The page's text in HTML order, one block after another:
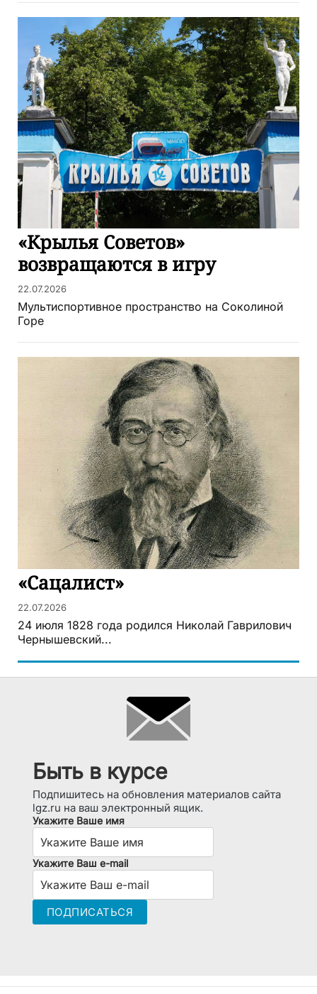
«Крылья Советов»
возвращаются в игру
22.07.2026
Мультиспортивное пространство на Соколиной
Горе
«Сацалист»
22.07.2026
24 июля 1828 года родился Николай Гаврилович
Чернышевский...
Быть в курсе
Подпишитесь на обновления материалов сайта
lgz.ru на ваш электронный ящик.
Укажите Ваше имя
Укажите Ваш e-mail